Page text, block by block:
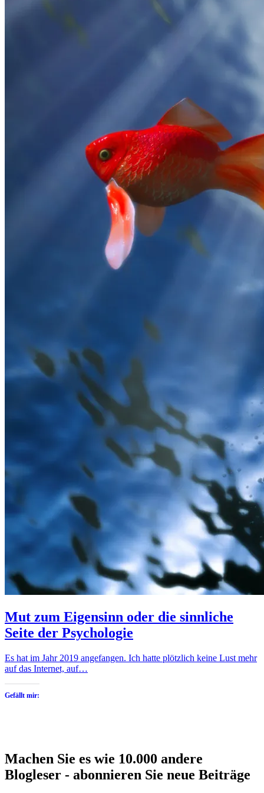
Mut zum Eigensinn oder die sinnliche
Seite der Psychologie
Es hat im Jahr 2019 angefangen. Ich hatte plötzlich keine Lust mehr
auf das Internet, auf…
Gefällt mir:
Machen Sie es wie 10.000 andere
Blogleser - abonnieren Sie neue Beiträge